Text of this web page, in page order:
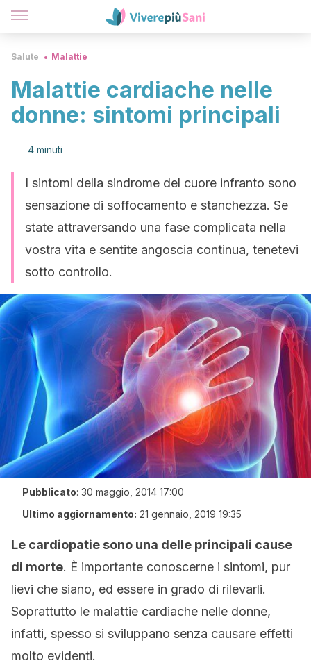
Salute Malattie
Malattie cardiache nelle
donne: sintomi principali
4 minuti
I sintomi della sindrome del cuore infranto sono
sensazione di soffocamento e stanchezza. Se
state attraversando una fase complicata nella
vostra vita e sentite angoscia continua, tenetevi
sotto controllo.
Pubblicato: 30 maggio, 2014 17:00
Ultimo aggiornamento: 21 gennaio, 2019 19:35
Le cardiopatie sono una delle principali cause
di morte. È importante conoscerne i sintomi, pur
lievi che siano, ed essere in grado di rilevarli.
Soprattutto le malattie cardiache nelle donne,
infatti, spesso si sviluppano senza causare effetti
molto evidenti.